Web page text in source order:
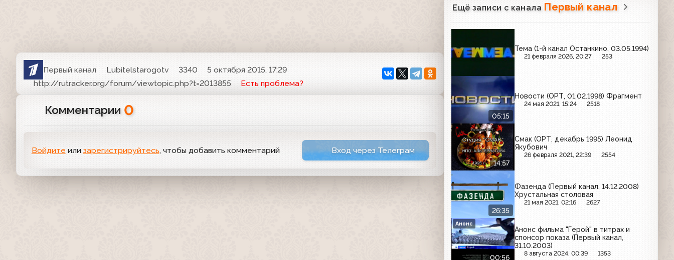
Первый канал Lubitelstarogotv 3340
5 октября 2015, 17:29
http://rutracker.org/forum/viewtopic.php?t=2013855
Есть проблема?
Комментарии 0
Войдите или зарегистрируйтесь, чтобы добавить комментарий Вход через Телеграм
Ещё записи с канала Первый канал
Тема (1-й канал Останкино, 03.05.1994)
21 февраля 2026, 20:27 253
05:15
Новости (ОРТ, 01.02.1998) Фрагмент
24 мая 2021, 15:24 2518
14:57
Смак (ОРТ, декабрь 1995) Леонид
Якубович
26 февраля 2021, 22:39 2554
26:35
Фазенда (Первый канал, 14.12.2008)
Хрустальная столовая
21 мая 2021, 02:16 2627
00:56
Анонс фильма "Герой" в титрах и
спонсор показа (Первый канал,
31.10.2003)
8 августа 2024, 00:39 1353
Анонс